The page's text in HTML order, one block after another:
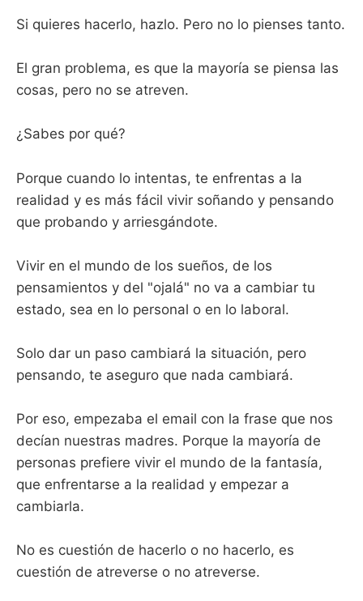
Si quieres hacerlo, hazlo. Pero no lo pienses tanto.
El gran problema, es que la mayoría se piensa las
cosas, pero no se atreven.
¿Sabes por qué?
Porque cuando lo intentas, te enfrentas a la
realidad y es más fácil vivir soñando y pensando
que probando y arriesgándote.
Vivir en el mundo de los sueños, de los
pensamientos y del "ojalá" no va a cambiar tu
estado, sea en lo personal o en lo laboral.
Solo dar un paso cambiará la situación, pero
pensando, te aseguro que nada cambiará.
Por eso, empezaba el email con la frase que nos
decían nuestras madres. Porque la mayoría de
personas prefiere vivir el mundo de la fantasía,
que enfrentarse a la realidad y empezar a
cambiarla.
No es cuestión de hacerlo o no hacerlo, es
cuestión de atreverse o no atreverse.